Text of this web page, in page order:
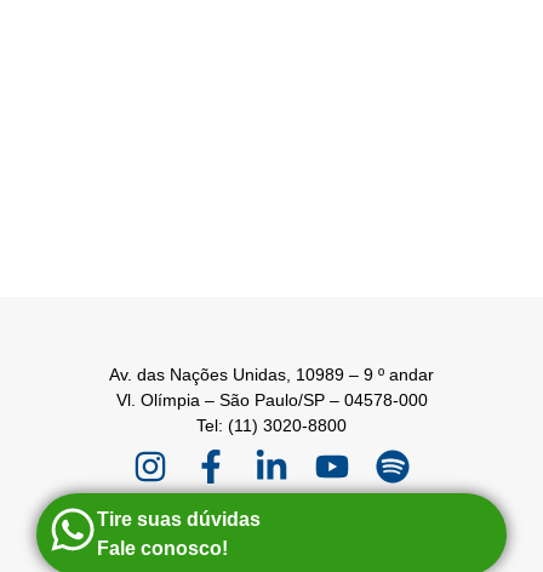
Av. das Nações Unidas, 10989 – 9 º andar
Vl. Olímpia – São Paulo/SP – 04578-000
Tel: (11) 3020-8800
Tire suas dúvidas
Fale conosco!